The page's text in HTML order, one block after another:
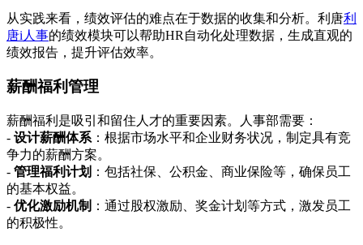
从实践来看，绩效评估的难点在于数据的收集和分析。利唐利
唐i人事的绩效模块可以帮助HR自动化处理数据，生成直观的
绩效报告，提升评估效率。
薪酬福利管理
薪酬福利是吸引和留住人才的重要因素。人事部需要：
- 设计薪酬体系 ：根据市场水平和企业财务状况，制定具有竞
争力的薪酬方案。
- 管理福利计划 ：包括社保、公积金、商业保险等，确保员工
的基本权益。
- 优化激励机制 ：通过股权激励、奖金计划等方式，激发员工
的积极性。